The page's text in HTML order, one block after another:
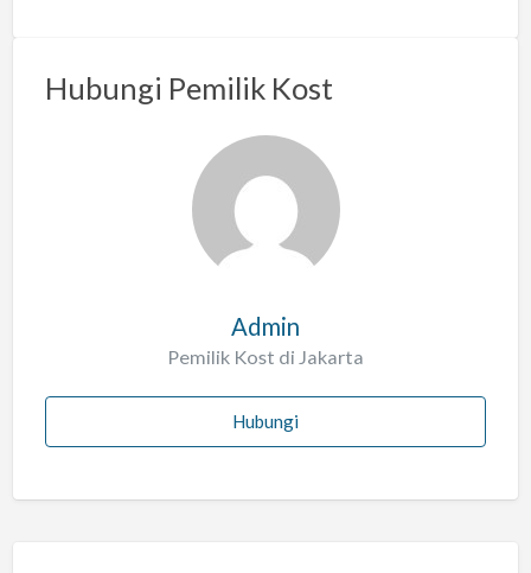
s
Hubungi Pemilik Kost
Admin
Pemilik Kost di Jakarta
Hubungi